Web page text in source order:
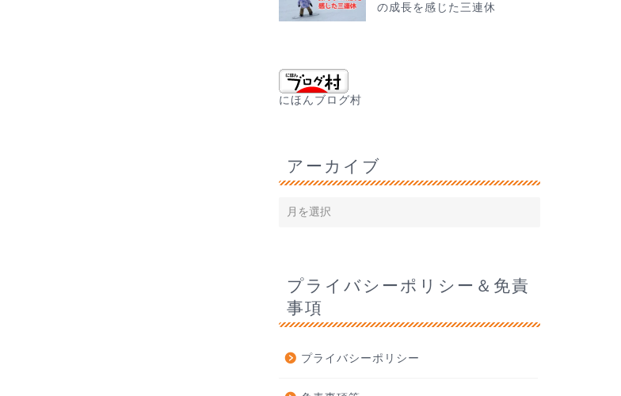
の成長を感じた三連休
にほんブログ村
アーカイブ
プライバシーポリシー＆免責
事項
プライバシーポリシー